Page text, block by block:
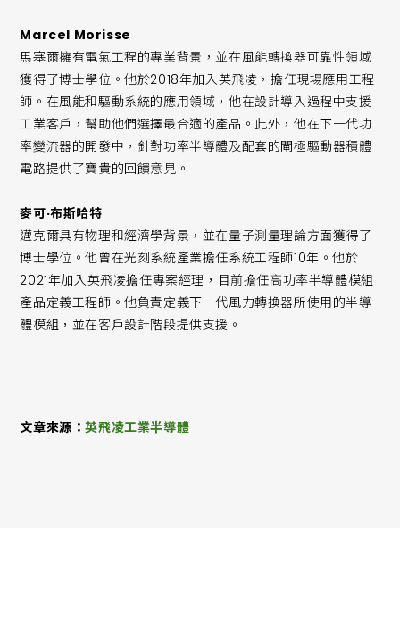
Marcel Morisse
馬塞爾擁有電氣工程的專業背景，並在風能轉換器可靠性領域
獲得了博士學位。他於2018年加入英飛凌，擔任現場應用工程
師。在風能和驅動系統的應用領域，他在設計導入過程中支援
工業客戶，幫助他們選擇最合適的產品。此外，他在下一代功
率變流器的開發中，針對功率半導體及配套的閘極驅動器積體
電路提供了寶貴的回饋意見。
麥可·布斯哈特
邁克爾具有物理和經濟學背景，並在量子測量理論方面獲得了
博士學位。他曾在光刻系統產業擔任系統工程師10年。他於
2021年加入英飛凌擔任專案經理，目前擔任高功率半導體模組
產品定義工程師。他負責定義下一代風力轉換器所使用的半導
體模組，並在客戶設計階段提供支援。
文章來源：英飛凌工業半導體